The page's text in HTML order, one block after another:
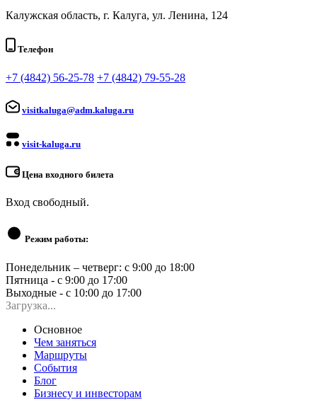
Калужская область, г. Калуга, ул. Ленина, 124
Телефон
+7 (4842) 56-25-78 +7 (4842) 79-55-28
visitkaluga@adm.kaluga.ru
visit-kaluga.ru
Цена входного билета
Вход свободный.
Режим работы:
Понедельник – четверг: с 9:00 до 18:00
Пятница - с 9:00 до 17:00
Выходные - с 10:00 до 17:00
Загрузка...
Основное
Чем заняться
Маршруты
События
Блог
Бизнесу и инвесторам